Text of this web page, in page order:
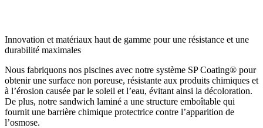
Innovation et matériaux haut de gamme pour une résistance et une
durabilité maximales
Nous fabriquons nos piscines avec notre système SP Coating® pour
obtenir une surface non poreuse, résistante aux produits chimiques et
à l’érosion causée par le soleil et l’eau, évitant ainsi la décoloration.
De plus, notre sandwich laminé a une structure emboîtable qui
fournit une barrière chimique protectrice contre l’apparition de
l’osmose.